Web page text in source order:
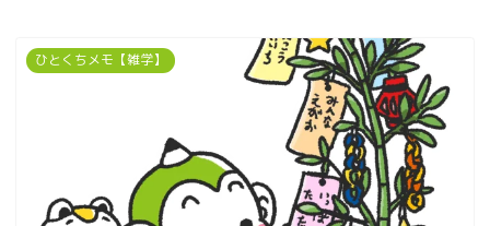
ひとくちメモ【雑学】